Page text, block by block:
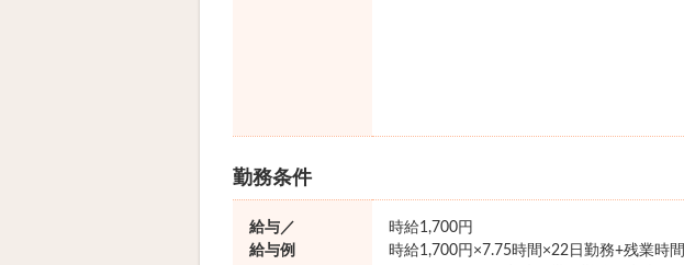
勤務条件
給与／
給与例
時給1,700円
時給1,700円×7.75時間×22日勤務+残業時間